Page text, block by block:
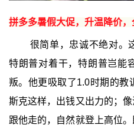
拼多多暑假大促，升温降价
很简单，忠诚不绝对。
特朗普对着干，特朗普岂能
叛。他更吸取了1.0时期的教
斯克这样，出钱又出力的；
跟他走的，自然就登上高位